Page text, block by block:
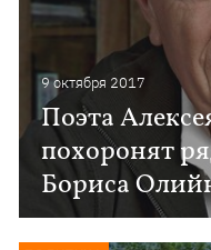
9 октября 2017
Поэта
похоронят
Бориса